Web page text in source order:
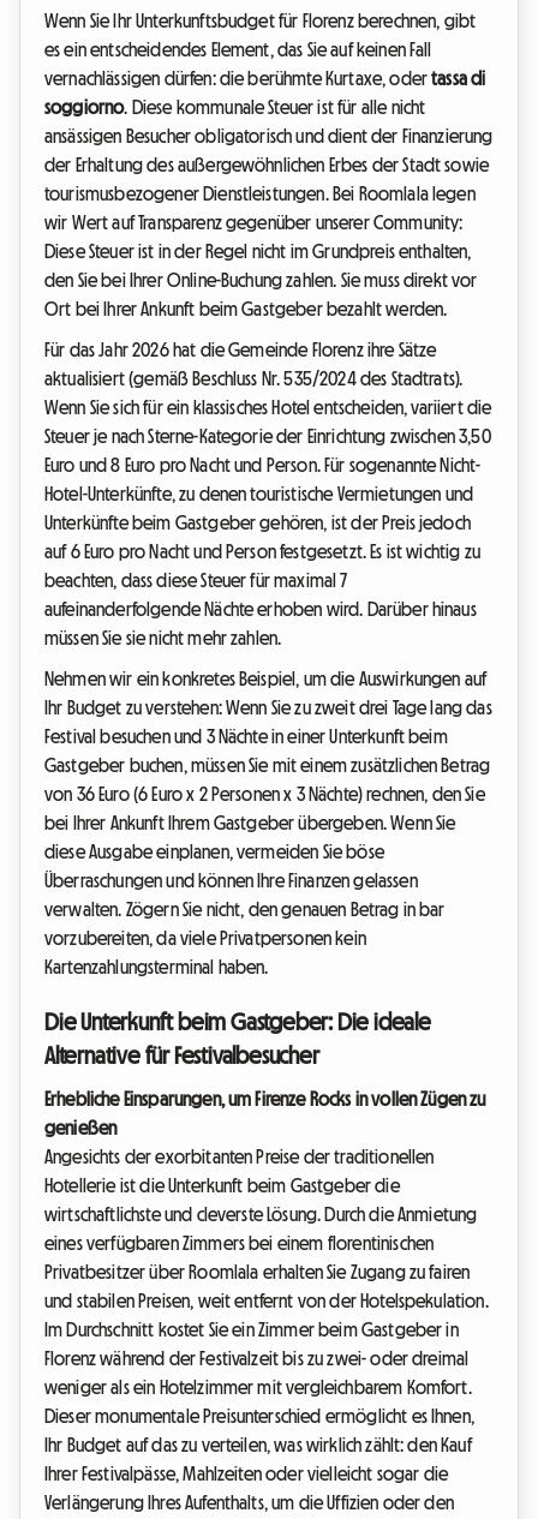
Wenn Sie Ihr Unterkunftsbudget für Florenz berechnen, gibt
es ein entscheidendes Element, das Sie auf keinen Fall
vernachlässigen dürfen: die berühmte Kurtaxe, odertassa di
soggiorno. Diese kommunale Steuer ist für alle nicht
ansässigen Besucher obligatorisch und dient der Finanzierung
der Erhaltung des außergewöhnlichen Erbes der Stadt sowie
tourismusbezogener Dienstleistungen. Bei Roomlala legen
wir Wert auf Transparenz gegenüber unserer Community:
Diese Steuer ist in der Regel nicht im Grundpreis enthalten,
den Sie bei Ihrer Online-Buchung zahlen. Sie muss direkt vor
Ort bei Ihrer Ankunft beim Gastgeber bezahlt werden.
Für das Jahr 2026 hat die Gemeinde Florenz ihre Sätze
aktualisiert (gemäß Beschluss Nr. 535/2024 des Stadtrats).
Wenn Sie sich für ein klassisches Hotel entscheiden, variiert die
Steuer je nach Sterne-Kategorie der Einrichtung zwischen 3,50
Euro und 8 Euro pro Nacht und Person. Für sogenannte Nicht-
Hotel-Unterkünfte, zu denen touristische Vermietungen und
Unterkünfte beim Gastgeber gehören, ist der Preis jedoch
auf 6 Euro pro Nacht und Person festgesetzt. Es ist wichtig zu
beachten, dass diese Steuer für maximal 7
aufeinanderfolgende Nächte erhoben wird. Darüber hinaus
müssen Sie sie nicht mehr zahlen.
Nehmen wir ein konkretes Beispiel, um die Auswirkungen auf
Ihr Budget zu verstehen: Wenn Sie zu zweit drei Tage lang das
Festival besuchen und 3 Nächte in einer Unterkunft beim
Gastgeber buchen, müssen Sie mit einem zusätzlichen Betrag
von 36 Euro (6 Euro x 2 Personen x 3 Nächte) rechnen, den Sie
bei Ihrer Ankunft Ihrem Gastgeber übergeben. Wenn Sie
diese Ausgabe einplanen, vermeiden Sie böse
Überraschungen und können Ihre Finanzen gelassen
verwalten. Zögern Sie nicht, den genauen Betrag in bar
vorzubereiten, da viele Privatpersonen kein
Kartenzahlungsterminal haben.
Die Unterkunft beim Gastgeber: Die ideale
Alternative für Festivalbesucher
Erhebliche Einsparungen, um Firenze Rocks in vollen Zügen zu
genießen
Angesichts der exorbitanten Preise der traditionellen
Hotellerie ist die Unterkunft beim Gastgeber die
wirtschaftlichste und cleverste Lösung. Durch die Anmietung
eines verfügbaren Zimmers bei einem florentinischen
Privatbesitzer über Roomlala erhalten Sie Zugang zu fairen
und stabilen Preisen, weit entfernt von der Hotelspekulation.
Im Durchschnitt kostet Sie ein Zimmer beim Gastgeber in
Florenz während der Festivalzeit bis zu zwei- oder dreimal
weniger als ein Hotelzimmer mit vergleichbarem Komfort.
Dieser monumentale Preisunterschied ermöglicht es Ihnen,
Ihr Budget auf das zu verteilen, was wirklich zählt: den Kauf
Ihrer Festivalpässe, Mahlzeiten oder vielleicht sogar die
Verlängerung Ihres Aufenthalts, um die Uffizien oder den